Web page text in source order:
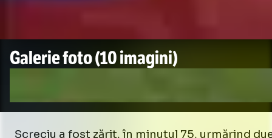
Galerie foto(10 imagini)
Screciu a fost zărit, în minutul 75, urmărind